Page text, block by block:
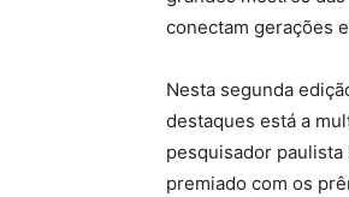
conectam gerações
Nesta segunda
destaques está a
pesquisador paulista
premiado com os